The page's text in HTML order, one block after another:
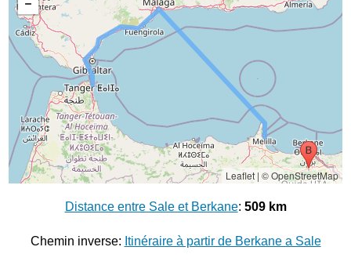
Leaflet| © OpenStreetMap
Distance entre Sale et Berkane: 509 km
Chemin inverse: Itinéraire à partir de Berkane a Sale